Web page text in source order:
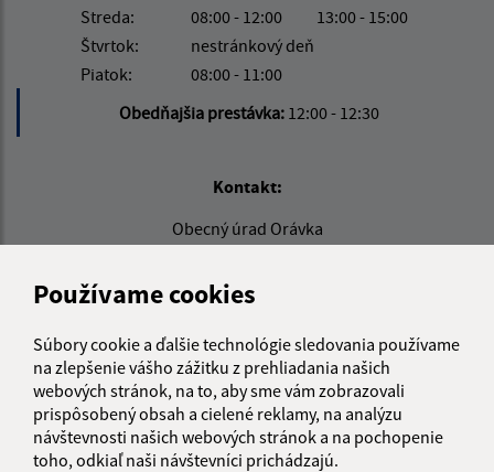
Používame cookies
Súbory cookie a ďalšie technológie sledovania používame
na zlepšenie vášho zážitku z prehliadania našich
webových stránok, na to, aby sme vám zobrazovali
prispôsobený obsah a cielené reklamy, na analýzu
návštevnosti našich webových stránok a na pochopenie
toho, odkiaľ naši návštevníci prichádzajú.
Streda:
08:00 - 12:00
13:00 - 15:00
Štvrtok:
nestránkový deň
Piatok:
08:00 - 11:00
Obedňajšia prestávka: 12:00 - 12:30
Kontakt:
Obecný úrad Orávka
980 42 Rimavská Seč
+421 47 55 93 119
IČO: 00318949